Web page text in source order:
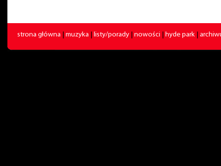
strona główna muzyka listy/porady nowości hyde park